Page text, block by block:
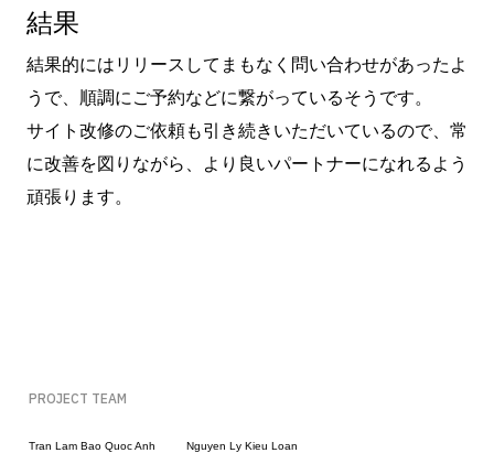
結果
結果的にはリリースしてまもなく問い合わせがあったよ
うで、順調にご予約などに繋がっているそうです。
サイト改修のご依頼も引き続きいただいているので、常
に改善を図りながら、より良いパートナーになれるよう
頑張ります。
PROJECT TEAM
Tran Lam Bao Quoc Anh Nguyen Ly Kieu Loan